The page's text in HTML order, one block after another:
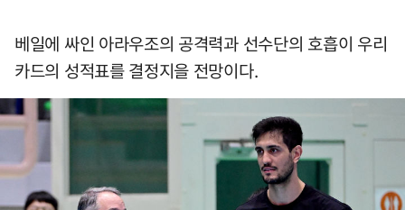
베일에 싸인 아라우조의 공격력과 선수단의 호흡이 우리
카드의 성적표를 결정지을 전망이다.